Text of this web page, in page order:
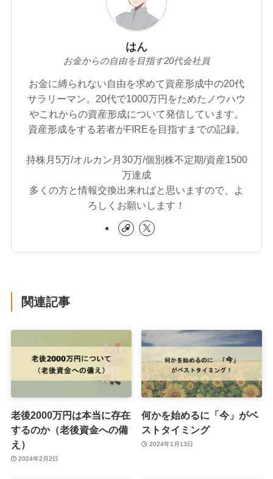
はん
お金からの自由を目指す20代会社員
お金に縛られない自由を求めて資産形成中の20代
サラリーマン。20代で1000万円をためたノウハウ
やこれからの資産形成について発信しています。
資産形成をする若者がFIREを目指すまでの記録。
持株月5万/オルカン月30万/個別株不定期/資産1500
万達成
多くの方と情報交換出来ればと思いますので、よ
ろしくお願いします！
関連記事
老後2000万円は本当に存在
するのか（老後資金への備
え）
2024年2月2日
何かを始めるに「今」がベ
ストタイミング
2024年1月13日